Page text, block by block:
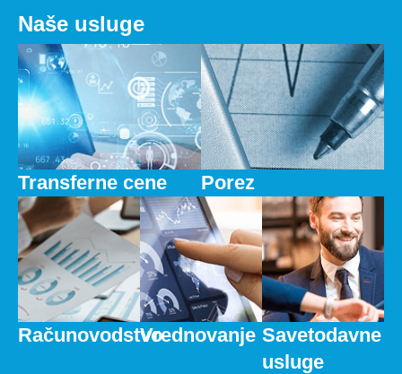
Naše usluge
Transferne cene Porez
RačunovodstvoVrednovanje Savetodavne
usluge